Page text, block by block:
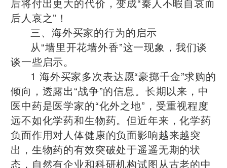
后人哀之”！
三、海外买家的行为的启示
从“墙里开花墙外香”这一现象，我们谈
谈一些启示。
1 海外买家多次表达愿“豪掷千金”求购的
倾向，透露出“战争”的信息。长期以来，中
医中药是医学家的“化外之地”，受重视程度
远不如化学药和生物药。但近年来，化学药
负面作用对人体健康的负面影响越来越突
出，生物药的有效突破处于遥遥无期的状
态，自然有企业和科研机构试图从古老的中